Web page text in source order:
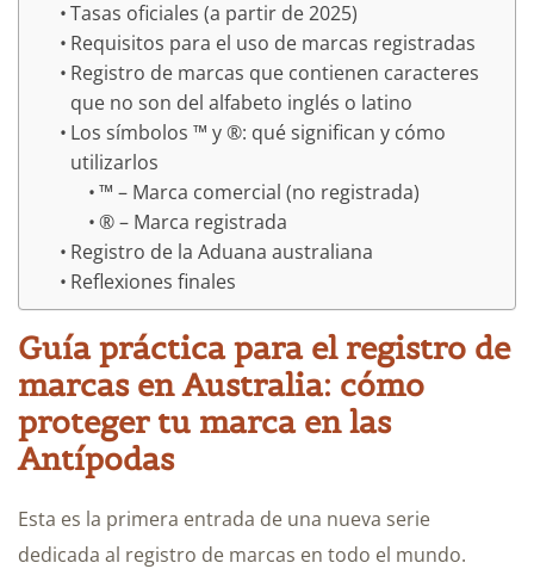
Tasas oficiales (a partir de 2025)
Requisitos para el uso de marcas registradas
Registro de marcas que contienen caracteres
que no son del alfabeto inglés o latino
Los símbolos ™ y ®: qué significan y cómo
utilizarlos
™ – Marca comercial (no registrada)
® – Marca registrada
Registro de la Aduana australiana
Reflexiones finales
Guía práctica para el registro de
marcas en Australia: cómo
proteger tu marca en las
Antípodas
Esta es la primera entrada de una nueva serie
dedicada al registro de marcas en todo el mundo.